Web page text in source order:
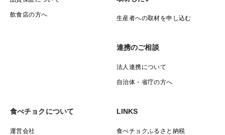
飲食店の方へ 生産者への取材を申し込む
連携のご相談
法人連携について
自治体・省庁の方へ
食べチョクについて
運営会社
LINKS
食べチョクふるさと納税